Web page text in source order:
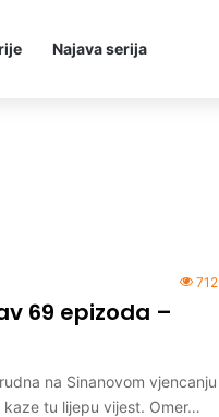
Najava serija
712
69 epizoda –
na Sinanovom vjencanju
tu lijepu vijest. Omer…